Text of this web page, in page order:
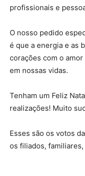
profissionais e
O nosso pedido
é que a energia e as
corações com o
em nossas vidas.
Tenham um Feliz
realizações! Muito
Esses são os votos
os filiados,